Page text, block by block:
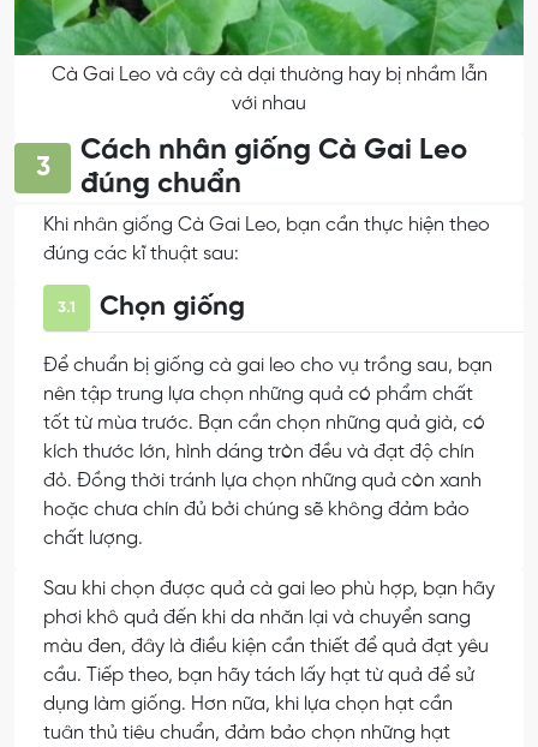
Cà Gai Leo và cây cà dại thường hay bị nhầm lẫn
với nhau
3
Cách nhân giống Cà Gai Leo
đúng chuẩn
Khi nhân giống Cà Gai Leo, bạn cần thực hiện theo
đúng các kĩ thuật sau:
3.1 Chọn giống
Để chuẩn bị giống cà gai leo cho vụ trồng sau, bạn
nên tập trung lựa chọn những quả có phẩm chất
tốt từ mùa trước. Bạn cần chọn những quả già, có
kích thước lớn, hình dáng tròn đều và đạt độ chín
đỏ. Đồng thời tránh lựa chọn những quả còn xanh
hoặc chưa chín đủ bởi chúng sẽ không đảm bảo
chất lượng.
Sau khi chọn được quả cà gai leo phù hợp, bạn hãy
phơi khô quả đến khi da nhăn lại và chuyển sang
màu đen, đây là điều kiện cần thiết để quả đạt yêu
cầu. Tiếp theo, bạn hãy tách lấy hạt từ quả để sử
dụng làm giống. Hơn nữa, khi lựa chọn hạt cần
tuân thủ tiêu chuẩn, đảm bảo chọn những hạt